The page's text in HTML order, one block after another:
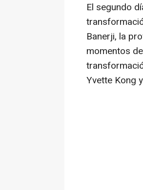
El segundo
Banerji, la
momentos
Yvette Kong